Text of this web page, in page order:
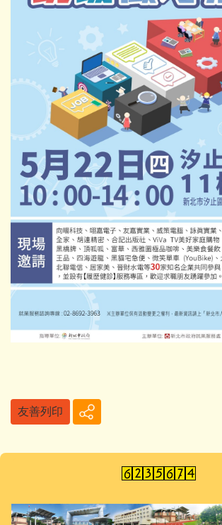
友善列印